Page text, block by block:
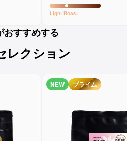
Light Roast
おすすめする
レクション
NEW プライム